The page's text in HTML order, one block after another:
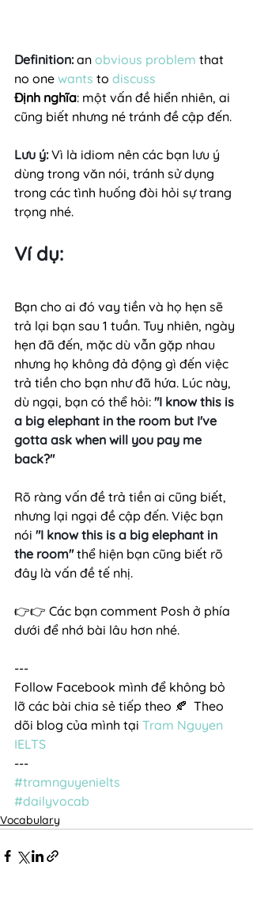
Definition: an obvious problem that
no one wants to discuss
Định nghĩa: một vấn đề hiển nhiên, ai
cũng biết nhưng né tránh đề cập đến.
Lưu ý: Vì là idiom nên các bạn lưu ý
dùng trong văn nói, tránh sử dụng
trong các tình huống đòi hỏi sự trang
trọng nhé.
Ví dụ:
Bạn cho ai đó vay tiền và họ hẹn sẽ
trả lại bạn sau 1 tuần. Tuy nhiên, ngày
hẹn đã đến, mặc dù vẫn gặp nhau
nhưng họ không đả động gì đến việc
trả tiền cho bạn như đã hứa. Lúc này,
dù ngại, bạn có thể hỏi: "I know this is
a big elephant in the room but I've
gotta ask when will you pay me
back?"
Rõ ràng vấn đề trả tiền ai cũng biết,
nhưng lại ngại đề cập đến. Việc bạn
nói "I know this is a big elephant in
the room" thể hiện bạn cũng biết rõ
đây là vấn đề tế nhị.
👉👉 Các bạn comment Posh ở phía
dưới để nhớ bài lâu hơn nhé.
---
Follow Facebook mình để không bỏ
lỡ các bài chia sẻ tiếp theo 🍂  Theo
dõi blog của mình tại Tram Nguyen
IELTS
---
#tramnguyenielts
#dailyvocab
Vocabulary